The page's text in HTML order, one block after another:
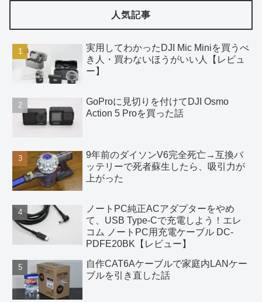
人気記事
実用してわかったDJI Mic Miniを買うべ
き人・買わないほうがいい人【レビュ
ー】
GoProに見切りを付けてDJI Osmo
Action 5 Proを買った話
9年前のダイソンV6完全死亡→互換バ
ッテリーで死者蘇生したら、吸引力が
上がった
ノートPC純正ACアダプターをやめ
て、USB Type-Cで充電しよう！エレ
コム ノートPC用充電ケーブル DC-
PDFE20BK【レビュー】
自作CAT6Aケーブルで家庭内LANケー
ブルを引き直した話